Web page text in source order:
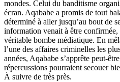
mondes. Celui du banditisme
écran. Aqababe a promis de tout
déterminé à aller jusqu’au bout de
information venait à être
véritable bombe médiatique. En
l’une des affaires criminelles les
années, Aqababe s’apprête peut-
répercussions pourraient secouer
À suivre de très près.